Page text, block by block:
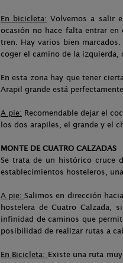
En bicicleta: Volvemos a salir
ocasión no hace falta entrar
tren. Hay varios bien
coger el camino de la
En esta zona hay que tener
Arapil grande está
A pie: Recomendable dejar el
los dos arapiles, el grande y el
MONTE DE CUATRO CALZADAS
Se trata de un histórico cruce
establecimientos hosteleros,
A pie:Salimos en dirección
hostelera de Cuatro Calzada,
infinidad de caminos que
posibilidad de realizar rutas a
En Bicicleta: Existe una ruta